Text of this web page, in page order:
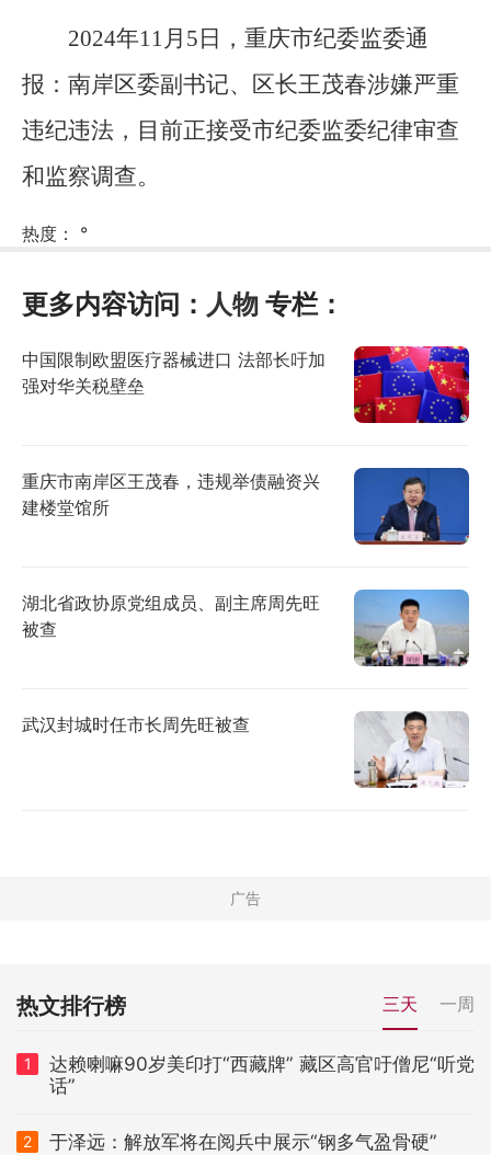
2024年11月5日，重庆市纪委监委通
报：南岸区委副书记、区长王茂春涉嫌严重
违纪违法，目前正接受市纪委监委纪律审查
和监察调查。
热度： °
更多内容访问： 人物 专栏：
中国限制欧盟医疗器械进口 法部长吁加
强对华关税壁垒
重庆市南岸区王茂春，违规举债融资兴
建楼堂馆所
湖北省政协原党组成员、副主席周先旺
被查
武汉封城时任市长周先旺被查
热文排行榜 三天 一周
1
达赖喇嘛90岁美印打“西藏牌” 藏区高官吁僧尼“听党
话”
2 于泽远：解放军将在阅兵中展示“钢多气盈骨硬”